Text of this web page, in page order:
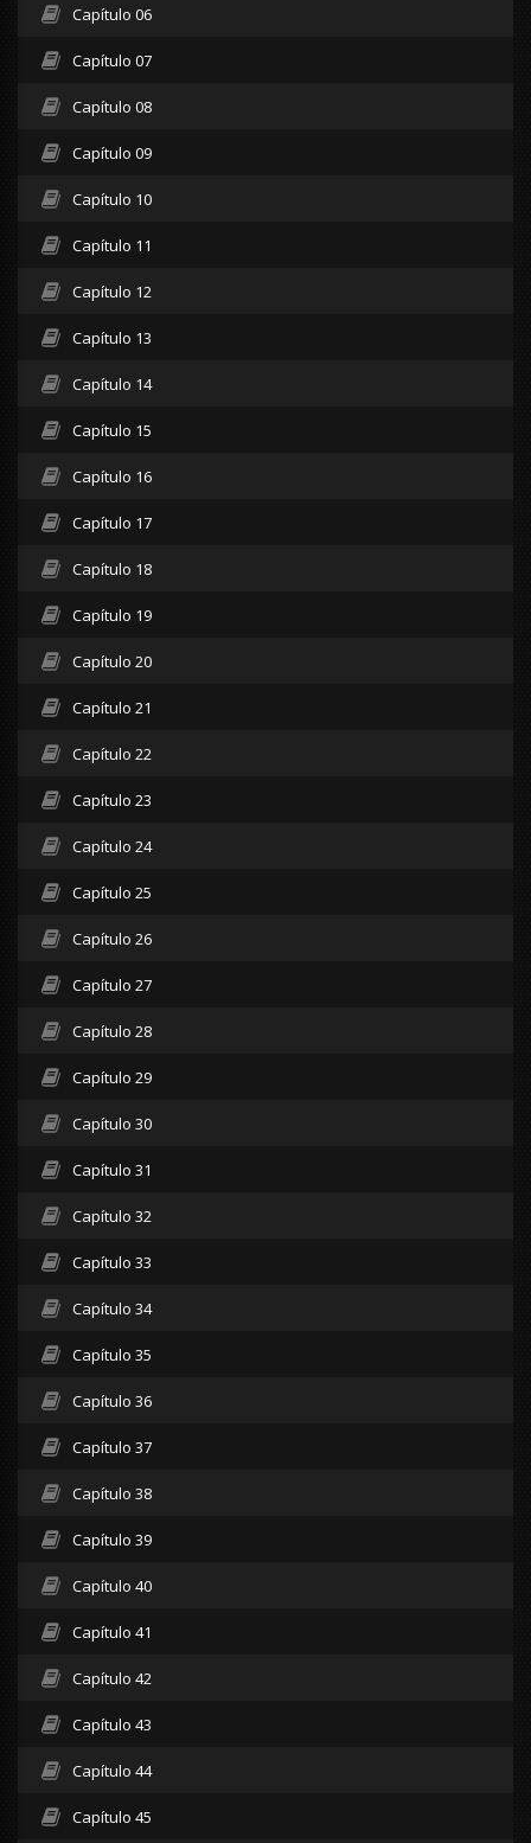
Capítulo 06
Capítulo 07
Capítulo 08
Capítulo 09
Capítulo 10
Capítulo 11
Capítulo 12
Capítulo 13
Capítulo 14
Capítulo 15
Capítulo 16
Capítulo 17
Capítulo 18
Capítulo 19
Capítulo 20
Capítulo 21
Capítulo 22
Capítulo 23
Capítulo 24
Capítulo 25
Capítulo 26
Capítulo 27
Capítulo 28
Capítulo 29
Capítulo 30
Capítulo 31
Capítulo 32
Capítulo 33
Capítulo 34
Capítulo 35
Capítulo 36
Capítulo 37
Capítulo 38
Capítulo 39
Capítulo 40
Capítulo 41
Capítulo 42
Capítulo 43
Capítulo 44
Capítulo 45